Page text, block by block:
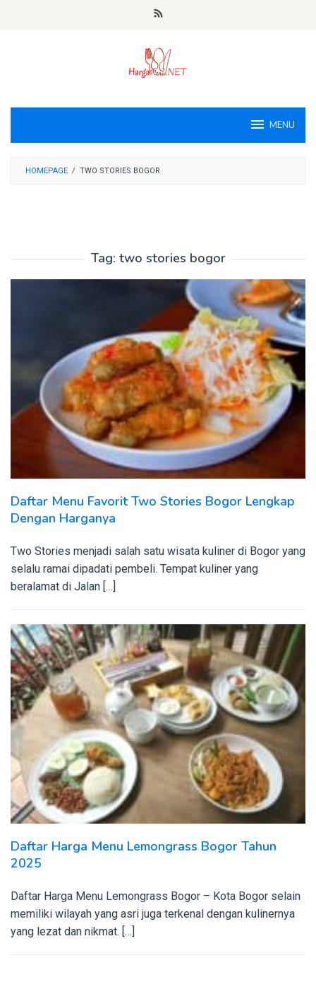
MENU
HOMEPAGE / TWO STORIES BOGOR
Tag: two stories bogor
Daftar Menu Favorit Two Stories Bogor Lengkap
Dengan Harganya
Two Stories menjadi salah satu wisata kuliner di Bogor yang
selalu ramai dipadati pembeli. Tempat kuliner yang
beralamat di Jalan […]
Daftar Harga Menu Lemongrass Bogor Tahun
2025
Daftar Harga Menu Lemongrass Bogor – Kota Bogor selain
memiliki wilayah yang asri juga terkenal dengan kulinernya
yang lezat dan nikmat. […]